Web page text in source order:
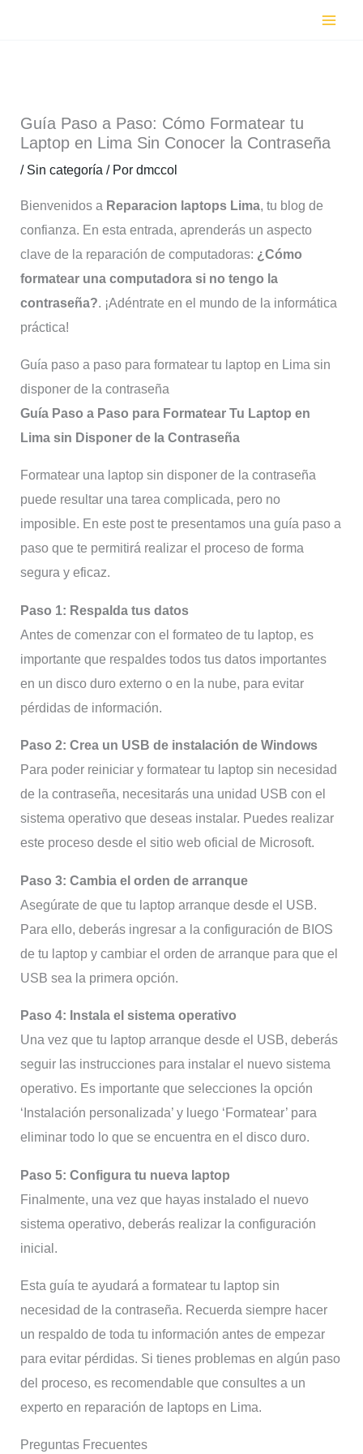
Guía Paso a Paso: Cómo Formatear tu
Laptop en Lima Sin Conocer la Contraseña
/ Sin categoría / Pordmccol
Bienvenidos a Reparacion laptops Lima, tu blog de
confianza. En esta entrada, aprenderás un aspecto
clave de la reparación de computadoras: ¿Cómo
formatear una computadora si no tengo la
contraseña?. ¡Adéntrate en el mundo de la informática
práctica!
Guía paso a paso para formatear tu laptop en Lima sin
disponer de la contraseña
Guía Paso a Paso para Formatear Tu Laptop en
Lima sin Disponer de la Contraseña
Formatear una laptop sin disponer de la contraseña
puede resultar una tarea complicada, pero no
imposible. En este post te presentamos una guía paso a
paso que te permitirá realizar el proceso de forma
segura y eficaz.
Paso 1: Respalda tus datos
Antes de comenzar con el formateo de tu laptop, es
importante que respaldes todos tus datos importantes
en un disco duro externo o en la nube, para evitar
pérdidas de información.
Paso 2: Crea un USB de instalación de Windows
Para poder reiniciar y formatear tu laptop sin necesidad
de la contraseña, necesitarás una unidad USB con el
sistema operativo que deseas instalar. Puedes realizar
este proceso desde el sitio web oficial de Microsoft.
Paso 3: Cambia el orden de arranque
Asegúrate de que tu laptop arranque desde el USB.
Para ello, deberás ingresar a la configuración de BIOS
de tu laptop y cambiar el orden de arranque para que el
USB sea la primera opción.
Paso 4: Instala el sistema operativo
Una vez que tu laptop arranque desde el USB, deberás
seguir las instrucciones para instalar el nuevo sistema
operativo. Es importante que selecciones la opción
‘Instalación personalizada’ y luego ‘Formatear’ para
eliminar todo lo que se encuentra en el disco duro.
Paso 5: Configura tu nueva laptop
Finalmente, una vez que hayas instalado el nuevo
sistema operativo, deberás realizar la configuración
inicial.
Esta guía te ayudará a formatear tu laptop sin
necesidad de la contraseña. Recuerda siempre hacer
un respaldo de toda tu información antes de empezar
para evitar pérdidas. Si tienes problemas en algún paso
del proceso, es recomendable que consultes a un
experto en reparación de laptops en Lima.
Preguntas Frecuentes